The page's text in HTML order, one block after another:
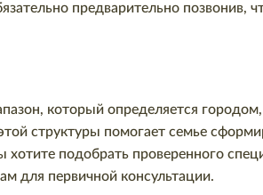
предварительно позвонив,
который определяется
структуры помогает семье
подобрать проверенного
для первичной консультации.